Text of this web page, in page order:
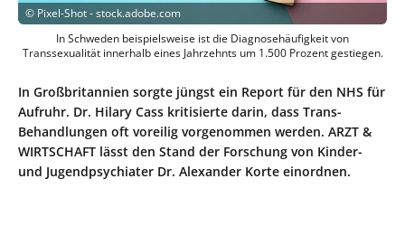
© Pixel-Shot - stock.adobe.com
In Schweden beispielsweise ist die Diagnosehäufigkeit von
Transsexualität innerhalb eines Jahrzehnts um 1.500 Prozent gestiegen.
In Großbritannien sorgte jüngst ein Report für den NHS für
Aufruhr. Dr. Hilary Cass kritisierte darin, dass Trans-
Behandlungen oft voreilig vorgenommen werden. ARZT &
WIRTSCHAFT lässt den Stand der Forschung von Kinder-
und Jugendpsychiater Dr. Alexander Korte einordnen.